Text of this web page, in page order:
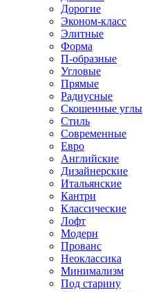
Дорогие
Эконом-класс
Элитные
Форма
П-образные
Угловые
Прямые
Радиусные
Скошенные углы
Стиль
Современные
Евро
Английские
Дизайнерские
Итальянские
Кантри
Классические
Лофт
Модерн
Прованс
Неоклассика
Минимализм
Под старину